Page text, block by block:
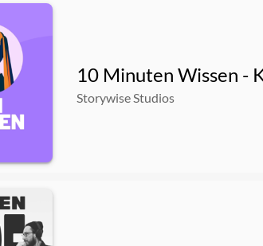
10 Minuten Wissen -
Storywise Studios